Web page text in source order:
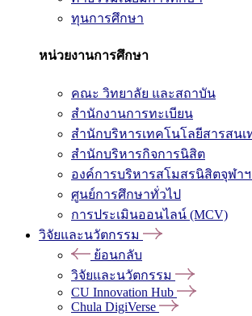
ทุนการศึกษา
หน่วยงานการศึกษา
คณะ วิทยาลัย และสถาบัน
สำนักงานการทะเบียน
สำนักบริหารเทคโนโลยีสารสนเ
สำนักบริหารกิจการนิสิต
องค์การบริหารสโมสรนิสิตจุฬา
ศูนย์การศึกษาทั่วไป
การประเมินออนไลน์ (MCV)
วิจัยและนวัตกรรม
ย้อนกลับ
วิจัยและนวัตกรรม
CU Innovation Hub
Chula DigiVerse